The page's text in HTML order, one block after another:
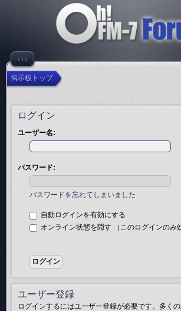
↓↓↓
掲示板トップ
ログイン
ユーザー名:
パスワード:
パスワードを忘れてしまいました
自動ログインを有効にする
オンライン状態を隠す （このログインのみ
ユーザー登録
ログインするにはユーザー登録が必要です。多く